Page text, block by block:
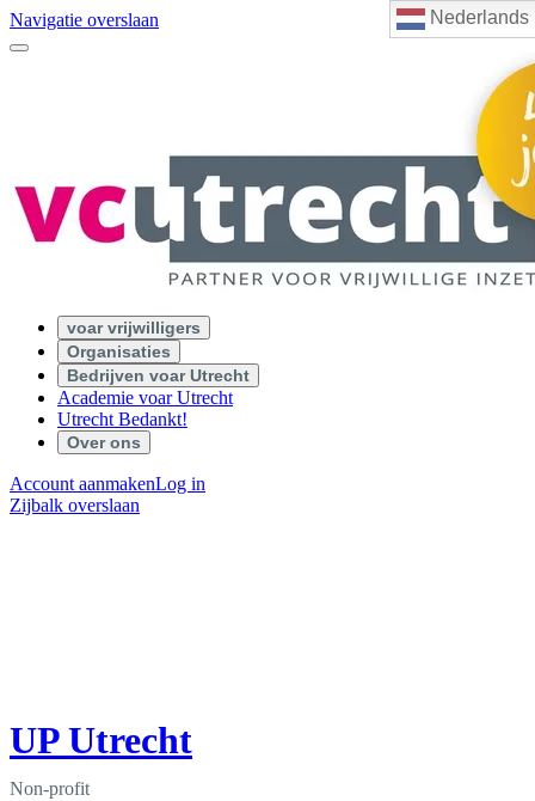
Nederlands
Navigatie overslaan
voar vrijwilligers
Organisaties
Bedrijven voar Utrecht
Academie voar Utrecht
Utrecht Bedankt!
Over ons
Account aanmakenLog in
Zijbalk overslaan
UP Utrecht
Non-profit